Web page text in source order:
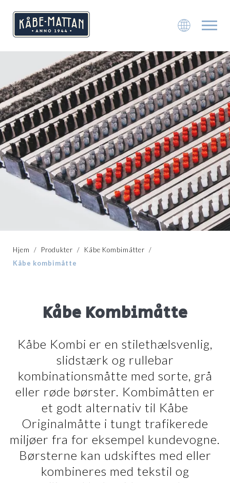
Hjem / Produkter / Kåbe Kombimåtter /
Kåbe kombimåtte
Kåbe Kombimåtte
Kåbe Kombi er en stilethælsvenlig,
slidstærk og rullebar
kombinationsmåtte med sorte, grå
eller røde børster. Kombimåtten er
et godt alternativ til Kåbe
Originalmåtte i tungt trafikerede
miljøer fra for eksempel kundevogne.
Børsterne kan udskiftes med eller
kombineres med tekstil og